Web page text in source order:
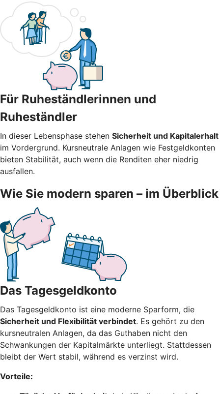
Für Ruheständlerinnen und
Ruheständler
In dieser Lebensphase stehen Sicherheit und Kapitalerhalt
im Vordergrund. Kursneutrale Anlagen wie Festgeldkonten
bieten Stabilität, auch wenn die Renditen eher niedrig
ausfallen.
Wie Sie modern sparen – im Überblick
Das Tagesgeldkonto
Das Tagesgeldkonto ist eine moderne Sparform, die
Sicherheit und Flexibilität verbindet. Es gehört zu den
kursneutralen Anlagen, da das Guthaben nicht den
Schwankungen der Kapitalmärkte unterliegt. Stattdessen
bleibt der Wert stabil, während es verzinst wird.
Vorteile: